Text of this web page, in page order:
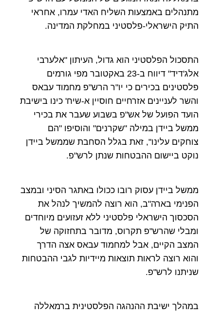
מתנהלים באמצעות השליח האדי עמרו, אחראי
התיק הישראלי-פלסטיני במחלקת המדינה.
התסכול הפלסטיני הוא גדול, העיתון "אלערבי
אלג'דיד" דיווח ב-23 באקטובר מפי גורמים
פלסטינים בכירים כי יו"ר הרש"פ מחמוד עבאס
והשר לעניינים אזרחיים חוסיין א-שיח' כינו בישיבת
הועד הפועל של אש"פ בשבוע שעבר את בכירי
ממשל ביידן במילה "שקרנים" והוסיפו "הם
צוחקים עלינו", זאת בגלל הסחבת שממשל ביידן
נוקט ביישום ההבטחות שנתן לרש"פ.
ממשל ביידן עסוק רובו ככולו באתגר הסיני ובמצב
הפנימי בארה"ב, הוא רוצה להמשיך לנהל את
הסכסוך הישראלי פלסטיני ללא זעזועים מיוחדים
ומבלי שהרש"פ תקרוס, מדובר בתחזוקה של
המצב הקיים, אבל למחמוד עבאס אצה הדרך
והוא רוצה לראות תוצאות מיידיות לגבי ההבטחות
שניתנו לרש"פ.
במהלך ישיבת ההנהגה הפלסטינית ברמאללה